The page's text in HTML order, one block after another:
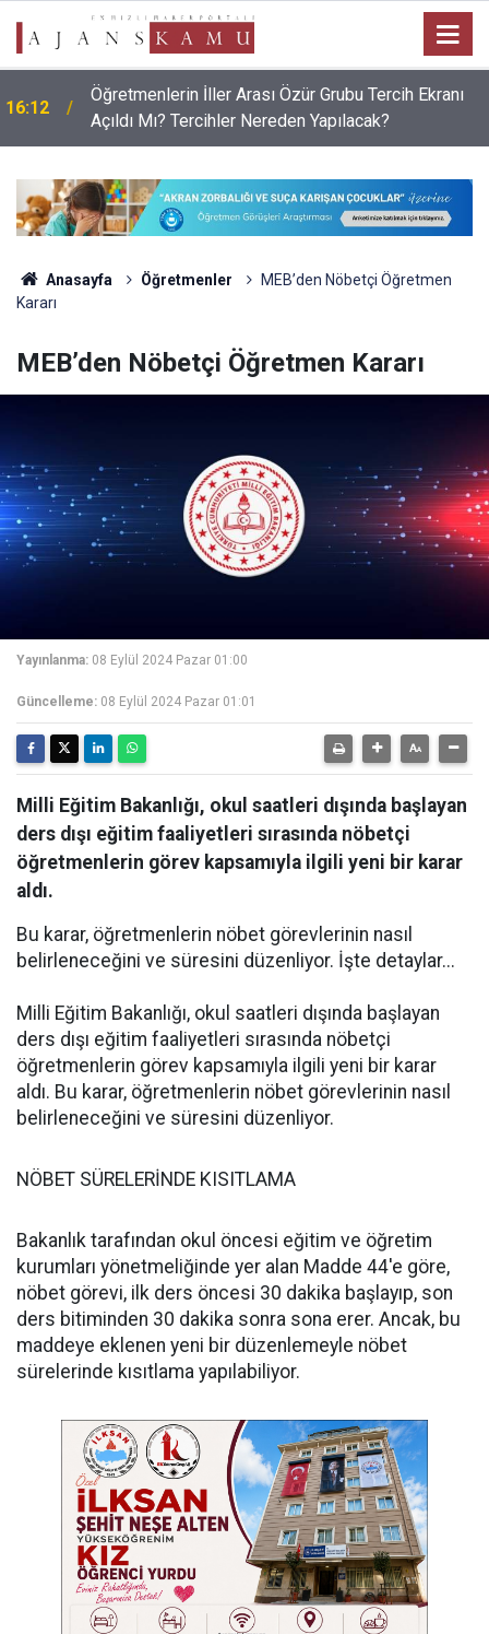
16:12
Öğretmenlerin İller Arası Özür Grubu Tercih Ekranı
Açıldı Mı? Tercihler Nereden Yapılacak?
Anasayfa Öğretmenler
MEB’den Nöbetçi Öğretmen
Kararı
MEB’den Nöbetçi Öğretmen Kararı
Yayınlanma: 08 Eylül 2024 Pazar 01:00
Güncelleme: 08 Eylül 2024 Pazar 01:01
Milli Eğitim Bakanlığı, okul saatleri dışında başlayan
ders dışı eğitim faaliyetleri sırasında nöbetçi
öğretmenlerin görev kapsamıyla ilgili yeni bir karar
aldı.
Bu karar, öğretmenlerin nöbet görevlerinin nasıl
belirleneceğini ve süresini düzenliyor. İşte detaylar...
Milli Eğitim Bakanlığı, okul saatleri dışında başlayan
ders dışı eğitim faaliyetleri sırasında nöbetçi
öğretmenlerin görev kapsamıyla ilgili yeni bir karar
aldı. Bu karar, öğretmenlerin nöbet görevlerinin nasıl
belirleneceğini ve süresini düzenliyor.
NÖBET SÜRELERİNDE KISITLAMA
Bakanlık tarafından okul öncesi eğitim ve öğretim
kurumları yönetmeliğinde yer alan Madde 44'e göre,
nöbet görevi, ilk ders öncesi 30 dakika başlayıp, son
ders bitiminden 30 dakika sonra sona erer. Ancak, bu
maddeye eklenen yeni bir düzenlemeyle nöbet
sürelerinde kısıtlama yapılabiliyor.